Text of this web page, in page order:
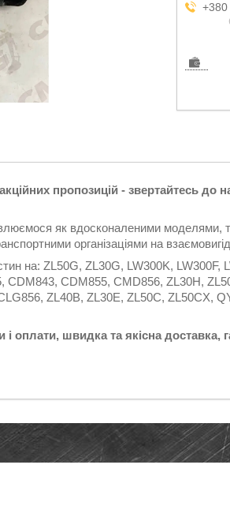
пропозицій - звертайтесь до
як вдосконаленими моделями,
організаціями на
на: ZL50G, ZL30G, LW300K, LW300F,
CDM843, CDM855, CMD856, ZL30H,
ZL40B, ZL30E, ZL50C, ZL50CX,
оплати, швидка та якісна доставка,